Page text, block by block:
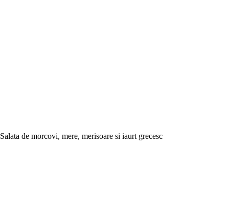
Salata de morcovi, mere, merisoare si iaurt grecesc